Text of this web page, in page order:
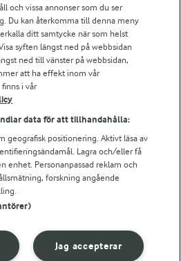
och vissa annonser som du ser
Du kan återkomma till denna meny
ditt samtycke när som helst
syften längst ned på webbsidan
ned till vänster på webbsidan,
att ha effekt inom vår
i vår
data för att tillhandahålla:
geografisk positionering. Aktivt läsa av
Lagra och/eller få
enhet. Personanpassad reklam och
forskning angående
Jag accepterar